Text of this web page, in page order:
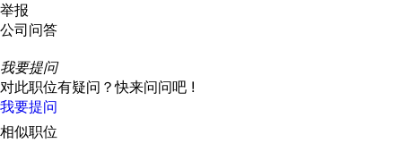
举报
公司问答
我要提问
对此职位有疑问？快来问问吧 !
我要提问
相似职位